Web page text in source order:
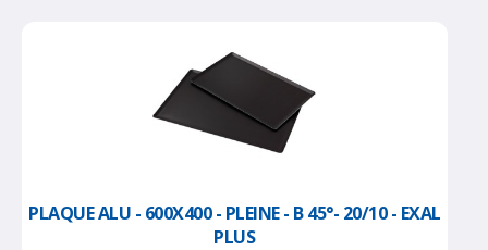
PLAQUE ALU - 600X400 - PLEINE - B 45°- 20/10 - EXAL
PLUS